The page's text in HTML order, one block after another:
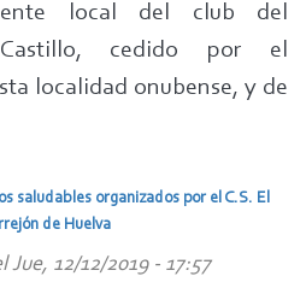
local del club del
cedido por el
localidad onubense, y de
saludables organizados por el C.S. El
de Huelva
Jue, 12/12/2019 - 17:57